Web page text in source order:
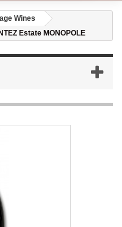
Wines
Estate MONOPOLE